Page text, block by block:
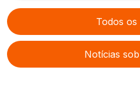
Todos os
Notícias